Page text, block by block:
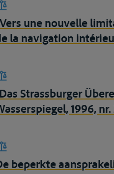
une nouvelle
la navigation
Strassburger
1996, nr.
beperkte